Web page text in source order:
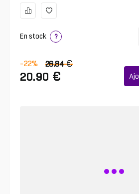
En stock ?
-22% 26.84 €
20.90 €